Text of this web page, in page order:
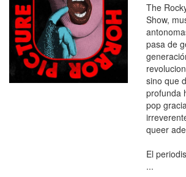
The
Show,
pasa de
sino que
profunda
pop
queer
El
...